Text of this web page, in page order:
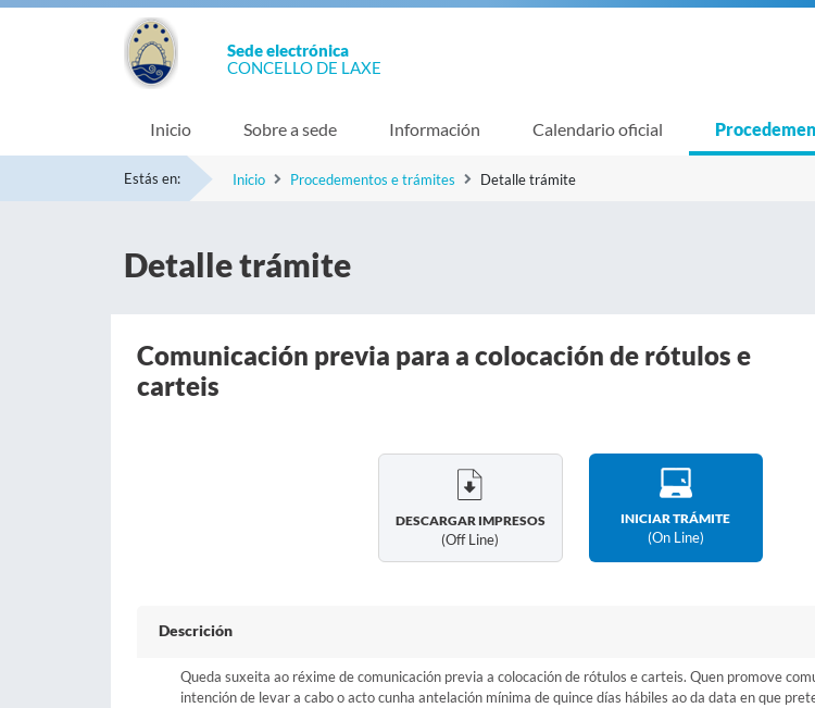
Sede electrónica
CONCELLO DE LAXE
Inicio Sobre a sede Información Calendario oficial
Estás en: Inicio Procedementos e trámites Detalle trámite
Detalle trámite
Comunicación previa para a colocación de rótulos e
carteis
DESCARGAR IMPRESOS
(off Line)
INICIAR TRÁMITE
(on Line)
Descrición
Queda suxeita ao réxime de comunicación previa a colocación de rótulos e carteis. Quen promove
intención de levar a cabo o acto cunha antelación mínima de quince días hábiles ao da data en que